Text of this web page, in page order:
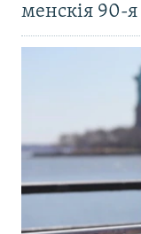
менскія 90-я